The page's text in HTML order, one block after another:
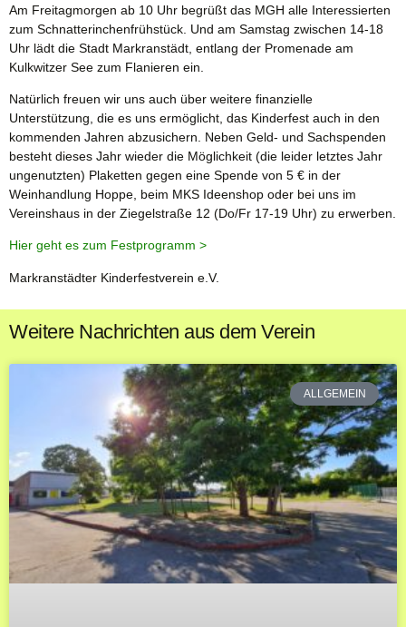
Am Freitagmorgen ab 10 Uhr begrüßt das MGH alle Interessierten
zum Schnatterinchenfrühstück. Und am Samstag zwischen 14-18
Uhr lädt die Stadt Markranstädt, entlang der Promenade am
Kulkwitzer See zum Flanieren ein.
Natürlich freuen wir uns auch über weitere finanzielle
Unterstützung, die es uns ermöglicht, das Kinderfest auch in den
kommenden Jahren abzusichern. Neben Geld- und Sachspenden
besteht dieses Jahr wieder die Möglichkeit (die leider letztes Jahr
ungenutzten) Plaketten gegen eine Spende von 5 € in der
Weinhandlung Hoppe, beim MKS Ideenshop oder bei uns im
Vereinshaus in der Ziegelstraße 12 (Do/Fr 17-19 Uhr) zu erwerben.
Hier geht es zum Festprogramm >
Markranstädter Kinderfestverein e.V.
Weitere Nachrichten aus dem Verein
ALLGEMEIN